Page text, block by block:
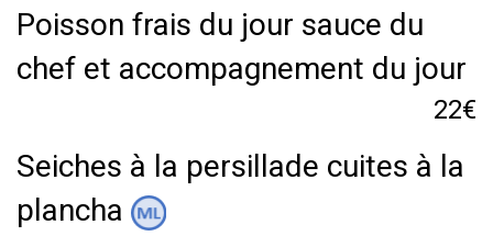
Poisson frais du jour sauce du
chef et accompagnement du jour
22€
Seiches à la persillade cuites à la
plancha